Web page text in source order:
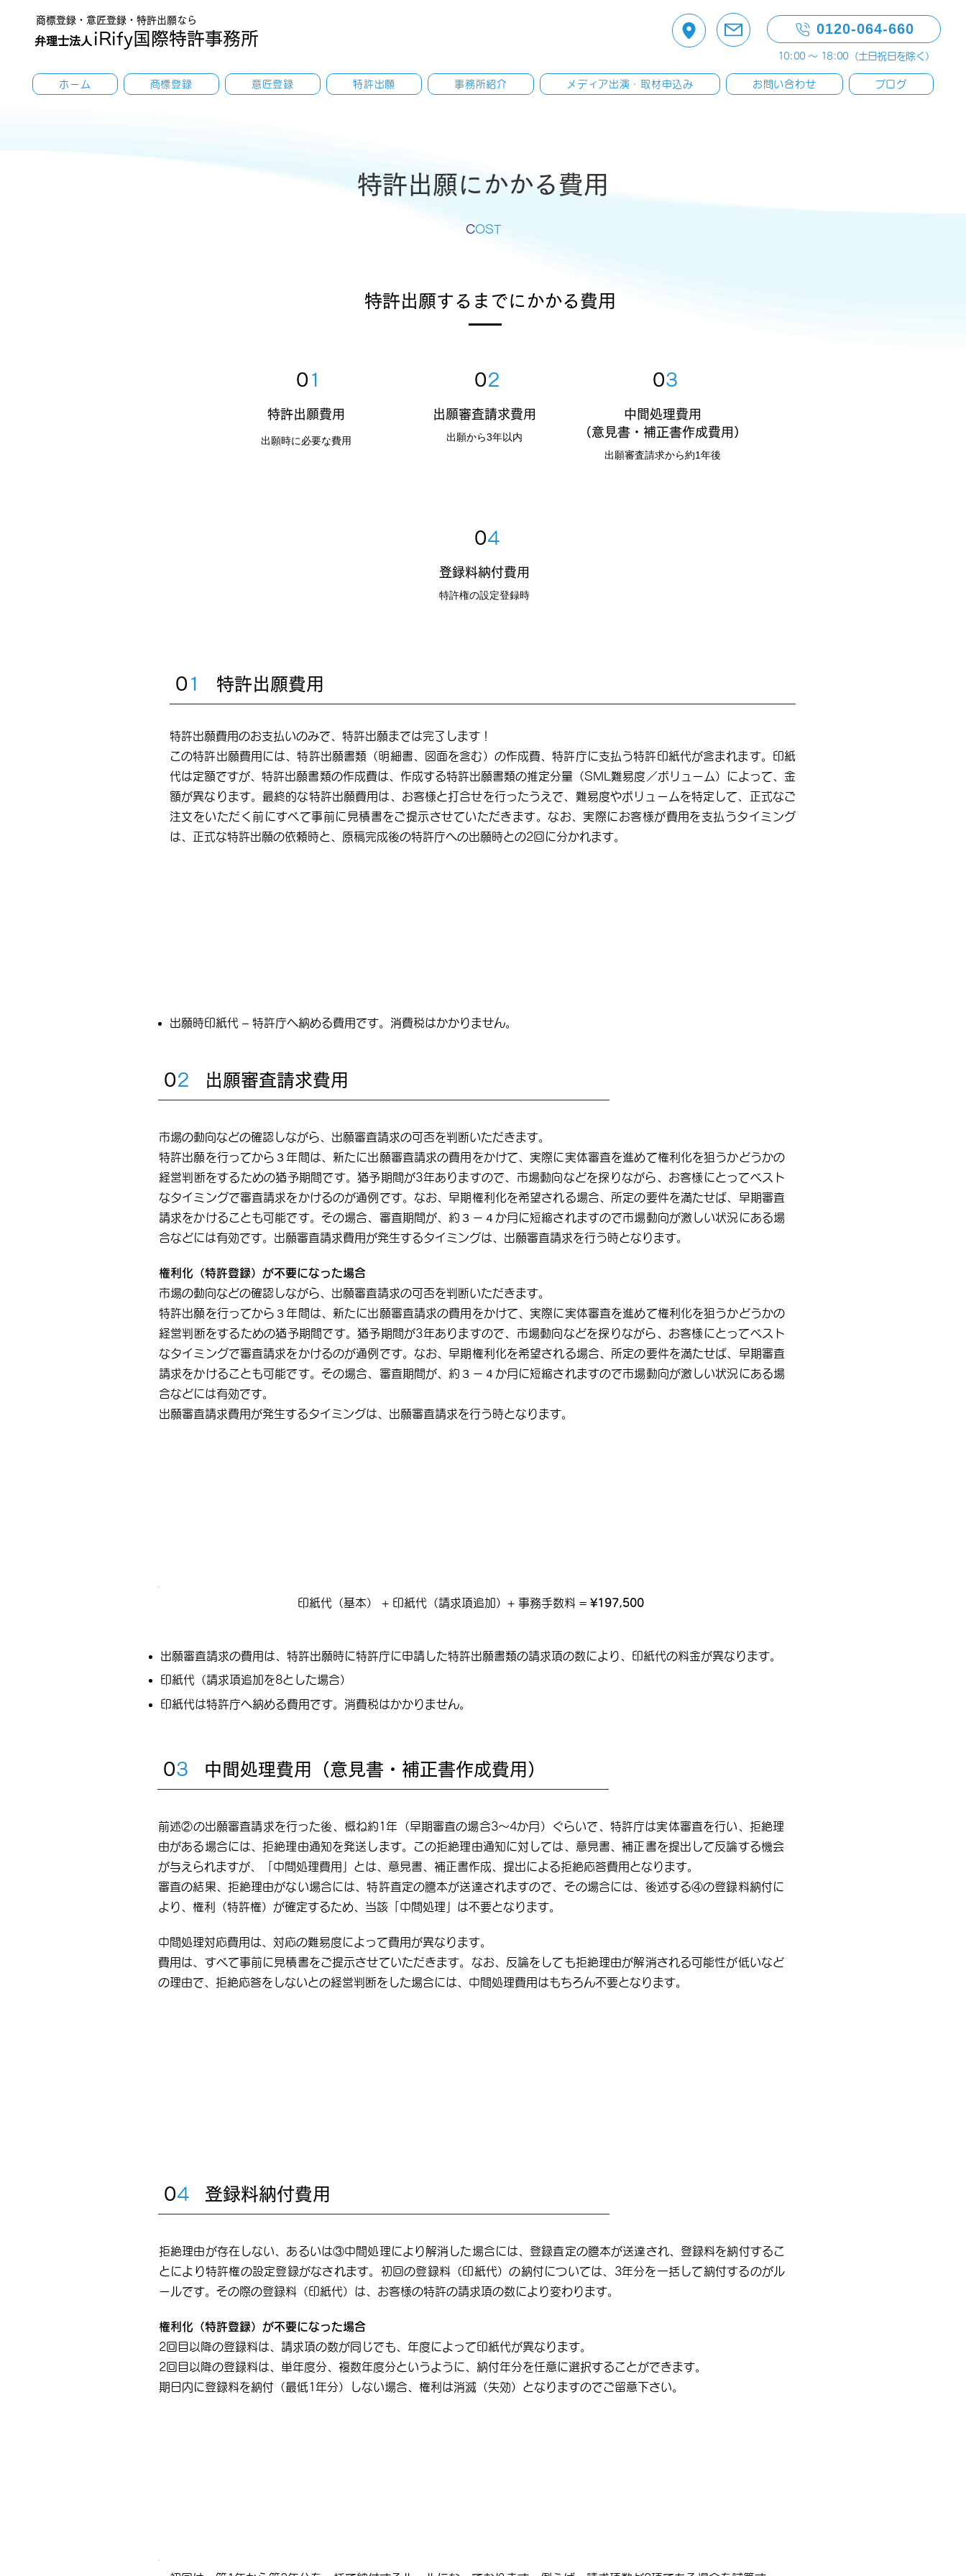
弁理士法人 iRify国際特許事務所
​商標登録・意匠登録・特許出願なら
0120-064-660
10:00 〜 18:00（土日祝日を除く）
ホーム 商標登録 意匠登録 特許出願 事務所紹介 メディア出演・取材申込み お問い合わせ ブログ
特許出願にかかる費用
​COST
特許出願するまでにかかる費用
0 1
​特許出願費用
出願時に必要な費用
02
出願審査請求費用
​出願から3年以内
03
中間処理費用
（意見書・補正書作成費用）
​出願審査請求から約1年後
04
登録料納付費用
​特許権の設定登録時
0 1 特許出願費用
​特許出願費用のお支払いのみで、特許出願までは完了します！
この特許出願費用には、特許出願書類（明細書、図面を含む）の作成費、特許庁に支払う特許印紙代が含まれます。印紙
代は定額ですが、特許出願書類の作成費は、作成する特許出願書類の推定分量（SML難易度／ボリューム）によって、金
額が異なります。最終的な特許出願費用は、お客様と打合せを行ったうえで、難易度やボリュームを特定して、正式なご
注文をいただく前にすべて事前に見積書をご提示させていただきます。なお、実際にお客様が費用を支払うタイミング
は、正式な特許出願の依頼時と、原稿完成後の特許庁への出願時との2回に分かれます。
出願時印紙代 – 特許庁へ納める費用です。消費税はかかりません。
02 出願審査請求費用
市場の動向などの確認しながら、出願審査請求の可否を判断いただきます。
特許出願を行ってから３年間は、新たに出願審査請求の費用をかけて、実際に実体審査を進めて権利化を狙うかどうかの
経営判断をするための猶予期間です。猶予期間が3年ありますので、市場動向などを探りながら、お客様にとってベスト
なタイミングで審査請求をかけるのが通例です。なお、早期権利化を希望される場合、所定の要件を満たせば、早期審査
請求をかけることも可能です。その場合、審査期間が、約３－４か月に短縮されますので市場動向が激しい状況にある場
合などには有効です。出願審査請求費用が発生するタイミングは、出願審査請求を行う時となります。
権利化（特許登録）が不要になった場合
​市場の動向などの確認しながら、出願審査請求の可否を判断いただきます。
特許出願を行ってから３年間は、新たに出願審査請求の費用をかけて、実際に実体審査を進めて権利化を狙うかどうかの
経営判断をするための猶予期間です。猶予期間が3年ありますので、市場動向などを探りながら、お客様にとってベスト
なタイミングで審査請求をかけるのが通例です。なお、早期権利化を希望される場合、所定の要件を満たせば、早期審査
請求をかけることも可能です。その場合、審査期間が、約３－４か月に短縮されますので市場動向が激しい状況にある場
合などには有効です。
出願審査請求費用が発生するタイミングは、出願審査請求を行う時となります。
印紙代（基本） + 印紙代（請求項追加）+ 事務手数料 = ¥197,500
出願審査請求の費用は、特許出願時に特許庁に申請した特許出願書類の請求項の数により、印紙代の料金が異なります。
​ 印紙代（請求項追加を8とした場合）
印紙代は特許庁へ納める費用です。消費税はかかりません。
03 中間処理費用（意見書・補正書作成費用）
前述②の出願審査請求を行った後、概ね約1年（早期審査の場合3〜4か月）ぐらいで、特許庁は実体審査を行い、拒絶理
由がある場合には、拒絶理由通知を発送します。この拒絶理由通知に対しては、意見書、補正書を提出して反論する機会
が与えられますが、「中間処理費用」とは、意見書、補正書作成、提出による拒絶応答費用となります。
審査の結果、拒絶理由がない場合には、特許査定の謄本が送達されますので、その場合には、後述する④の登録料納付に
より、権利（特許権）が確定するため、当該「中間処理」は不要となります。
中間処理対応費用は、対応の難易度によって費用が異なります。
費用は、すべて事前に見積書をご提示させていただきます。なお、反論をしても拒絶理由が解消される可能性が低いなど
の理由で、拒絶応答をしないとの経営判断をした場合には、中間処理費用はもちろん不要となります。
04 登録料納付費用
拒絶理由が存在しない、あるいは③中間処理により解消した場合には、登録査定の謄本が送達され、登録料を納付するこ
とにより特許権の設定登録がなされます。初回の登録料（印紙代）の納付については、3年分を一括して納付するのがル
ールです。その際の登録料（印紙代）は、お客様の特許の請求項の数により変わります。
権利化（特許登録）が不要になった場合
2回目以降の登録料は、請求項の数が同じでも、年度によって印紙代が異なります。
2回目以降の登録料は、単年度分、複数年度分というように、納付年分を任意に選択することができます。
期日内に登録料を納付（最低1年分）しない場合、権利は消滅（失効）となりますのでご留意下さい。